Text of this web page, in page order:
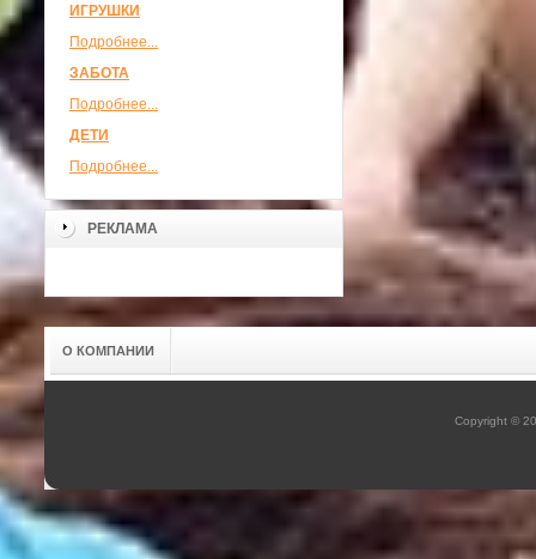
ИГРУШКИ
Подробнее...
ЗАБОТА
Подробнее...
ДЕТИ
Подробнее...
РЕКЛАМА
О КОМПАНИИ
Copyright ©